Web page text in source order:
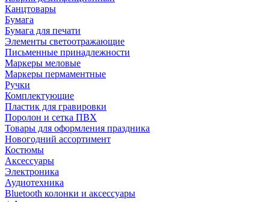
Канцтовары
Бумага
Бумага для печати
Элементы светоотражающие
Письменные принадлежности
Маркеры меловые
Маркеры пермаментные
Ручки
Комплектующие
Пластик для гравировки
Поролон и сетка ПВХ
Товары для оформления праздника
Новогодний ассортимент
Костюмы
Аксессуары
Электроника
Аудиотехника
Bluetooth колонки и аксессуары